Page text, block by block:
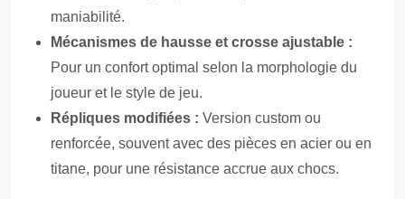
maniabilité.
Mécanismes de hausse et crosse ajustable :
Pour un confort optimal selon la morphologie du
joueur et le style de jeu.
Répliques modifiées : Version custom ou
renforcée, souvent avec des pièces en acier ou en
titane, pour une résistance accrue aux chocs.